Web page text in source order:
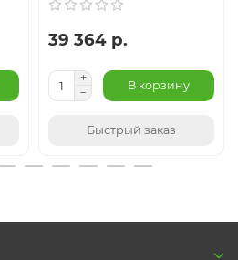
39 364 р.
В корзину
Быстрый заказ